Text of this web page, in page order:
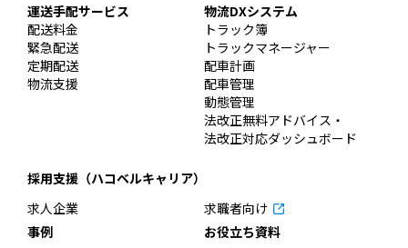
運送手配サービス
配送料金
緊急配送
定期配送
物流支援
物流DXシステム
トラック簿
トラックマネージャー
配車計画
配車管理
動態管理
法改正無料アドバイス・
法改正対応ダッシュボード
採用支援（ハコベルキャリア）
求人企業
求職者向け
事例
お役立ち資料